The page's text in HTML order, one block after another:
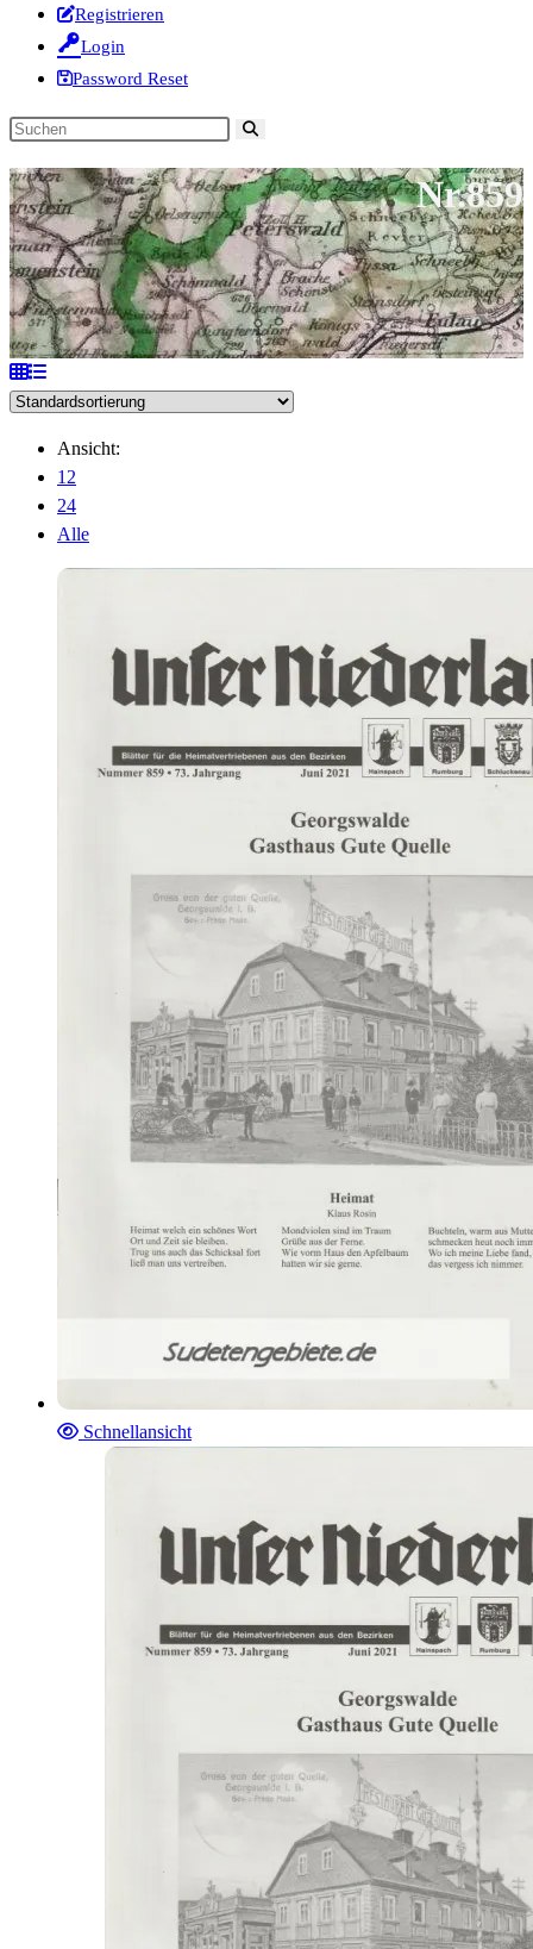
Registrieren
Login
Password Reset
Diese
durchsuchen
Nr.859
Ansicht:
12
24
Alle
Schnellansicht